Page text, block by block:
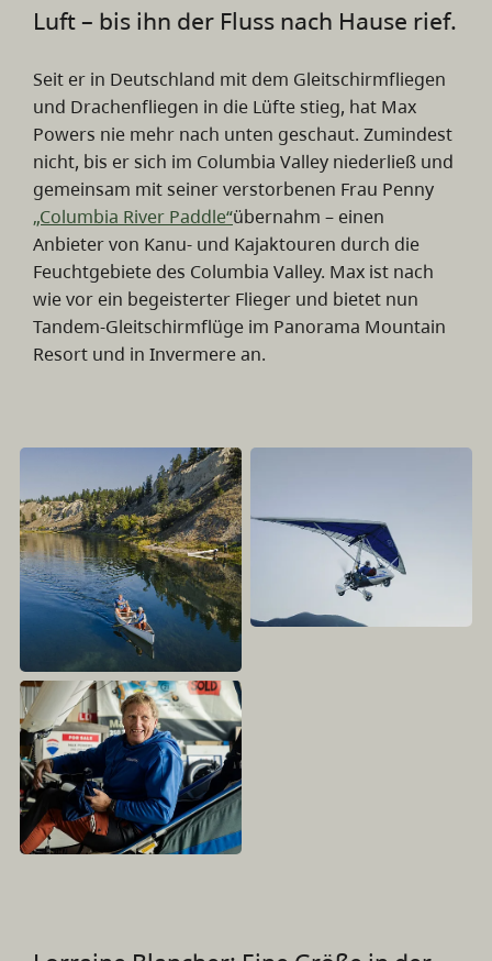
Luft – bis ihn der Fluss nach Hause rief.
Seit er in Deutschland mit dem Gleitschirmfliegen
und Drachenfliegen in die Lüfte stieg, hat Max
Powers nie mehr nach unten geschaut. Zumindest
nicht, bis er sich im Columbia Valley niederließ und
gemeinsam mit seiner verstorbenen Frau Penny
„Columbia River Paddle“übernahm – einen
Anbieter von Kanu- und Kajaktouren durch die
Feuchtgebiete des Columbia Valley. Max ist nach
wie vor ein begeisterter Flieger und bietet nun
Tandem-Gleitschirmflüge im Panorama Mountain
Resort und in Invermere an.